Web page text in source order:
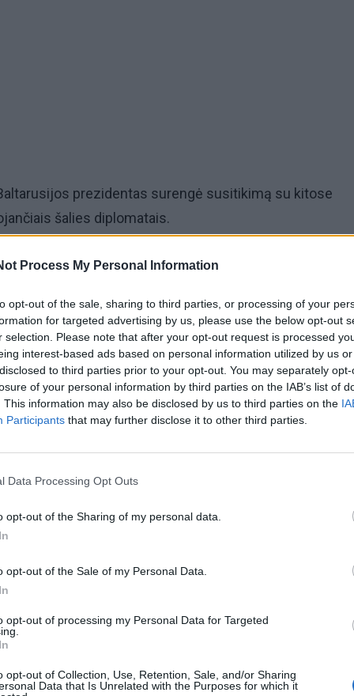
Process My Personal Information
opt-out of the sale, sharing to third parties, or processing of your
for targeted advertising by us, please use the below opt-out
selection. Please note that after your opt-out request is processed
interest-based ads based on personal information utilized by us
to third parties prior to your opt-out. You may separately
of your personal information by third parties on the IAB’s list of
This information may also be disclosed by us to third parties on the
Participants that may further disclose it to other third parties.
Data Processing Opt Outs
opt-out of the Sharing of my personal data.
opt-out of the Sale of my Personal Data.
opt-out of processing my Personal Data for Targeted
opt-out of Collection, Use, Retention, Sale, and/or Sharing
Data that Is Unrelated with the Purposes for which it
prezidentas surengė susitikimą su kitose
šalies diplomatais.
tema buvo apie naujų rinkų paieškas, nebuvo
A. Lukašenka esą nelegalus kaip skydą
teritoriją pargynusius Lietuvos pasieniečius
kad „kiekvienas veiksmas sulaukia atoveiksmio" ir
ir Afganistano keršyti lietuviams už esą jų daromus
nelegalus veržiasi būriai radikalių ir ginkluotų